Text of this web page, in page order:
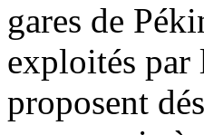
gares de
exploités par
proposent